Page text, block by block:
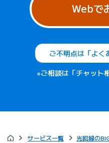
Webで
ご不明点は「よく
※ご相談は「チャット
サービス一覧 光回線の